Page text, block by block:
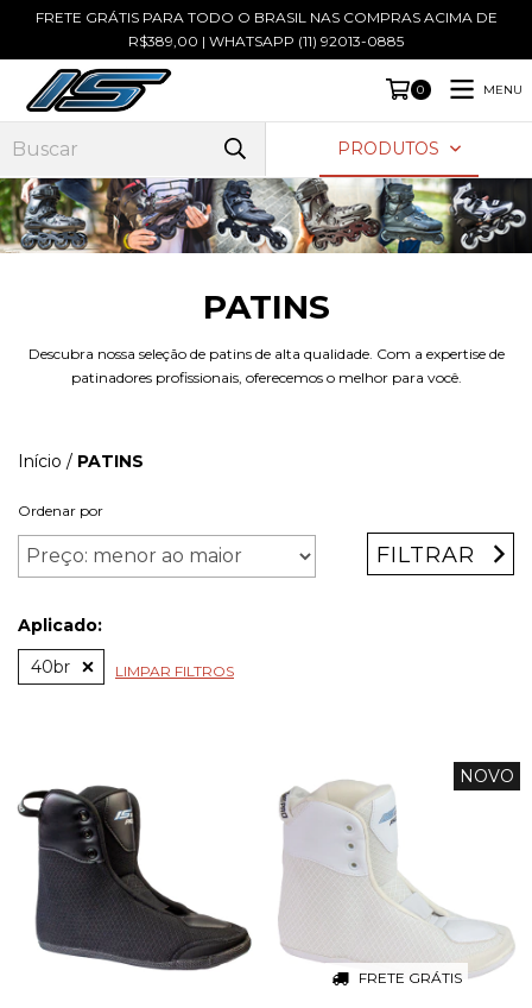
FRETE GRÁTIS PARA TODO O BRASIL NAS COMPRAS ACIMA DE
R$389,00 | WHATSAPP (11) 92013-0885
0 MENU
PRODUTOS
PATINS
Descubra nossa seleção de patins de alta qualidade. Com a expertise de
patinadores profissionais, oferecemos o melhor para você.
Início / PATINS
Ordenar por
FILTRAR
Aplicado:
40br
LIMPAR FILTROS
FRETE GRÁTIS
NOVO